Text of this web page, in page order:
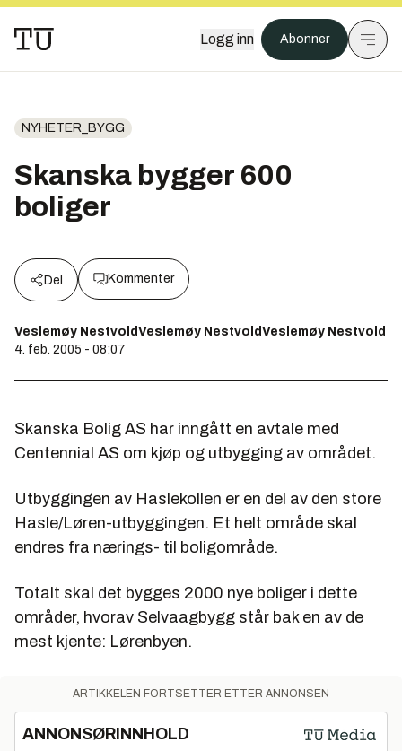
Logg inn Abonner
NYHETER_BYGG
Skanska bygger 600
boliger
Del Kommenter
Veslemøy NestvoldVeslemøy NestvoldVeslemøy Nestvold
4. feb. 2005 - 08:07
Skanska Bolig AS har inngått en avtale med
Centennial AS om kjøp og utbygging av området.
Utbyggingen av Haslekollen er en del av den store
Hasle/Løren-utbyggingen. Et helt område skal
endres fra nærings- til boligområde.
Totalt skal det bygges 2000 nye boliger i dette
områder, hvorav Selvaagbygg står bak en av de
mest kjente: Lørenbyen.
ARTIKKELEN FORTSETTER ETTER ANNONSEN
ANNONSØRINNHOLD